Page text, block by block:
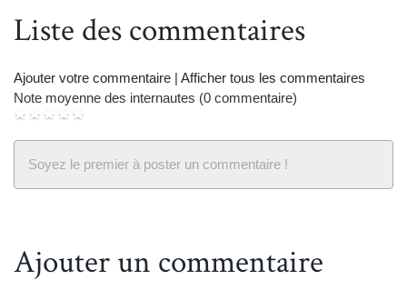
Liste des commentaires
Ajouter votre commentaire | Afficher tous les commentaires
Note moyenne des internautes (0 commentaire)
Soyez le premier à poster un commentaire !
Ajouter un commentaire